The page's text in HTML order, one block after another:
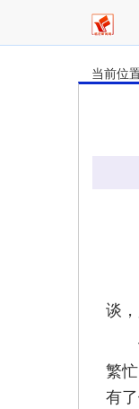
当前位
曾
谈
认
繁
有